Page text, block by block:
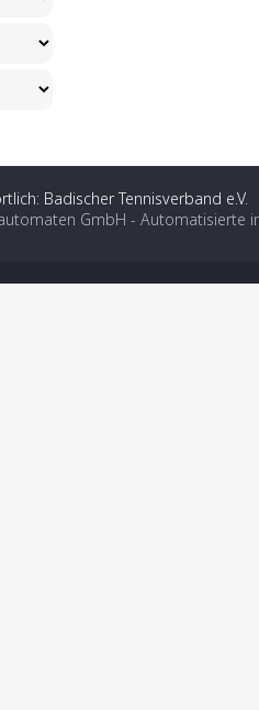
Badischer Tennisverband e.V.
GmbH - Automatisierte